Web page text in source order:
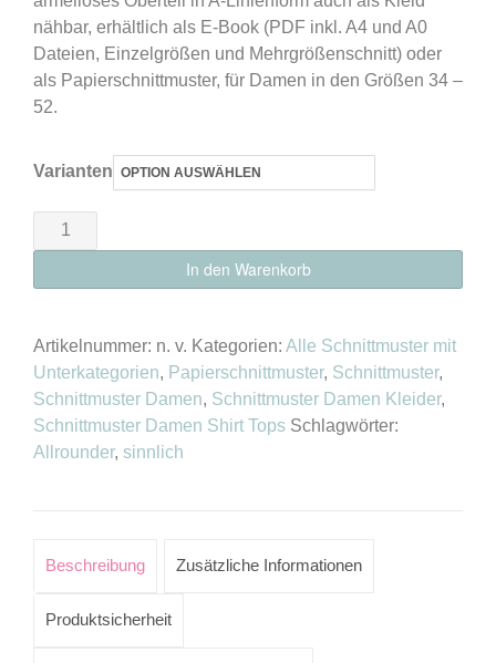
nähbar, erhältlich als E-Book (PDF inkl. A4 und A0
Dateien, Einzelgrößen und Mehrgrößenschnitt) oder
als Papierschnittmuster, für Damen in den Größen 34 –
52.
Varianten
Schnittmuster
Top
„Malta“
als
E-
Book
oder
Papierschnitt
In den Warenkorb
Artikelnummer: n. v. Kategorien: Alle Schnittmuster mit
Unterkategorien, Papierschnittmuster, Schnittmuster,
Schnittmuster Damen, Schnittmuster Damen Kleider,
Schnittmuster Damen Shirt Tops Schlagwörter:
Allrounder, sinnlich
Beschreibung Zusätzliche Informationen
Produktsicherheit